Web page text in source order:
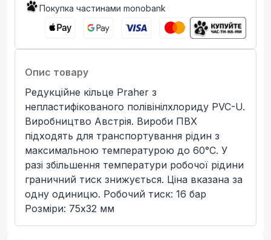
Покупка частинами monobank
Опис товару
Редукційне кільце Praher з
непластифікованого полівінілхлориду PVC-U.
Виробництво Австрія. Вироби ПВХ
підходять для транспортування рідин з
максимальною температурою до 60°C. У
разі збільшення температури робочої рідини
граничний тиск знижується. Ціна вказана за
одну одиницю. Робочий тиск: 16 бар
Розміри: 75х32 мм